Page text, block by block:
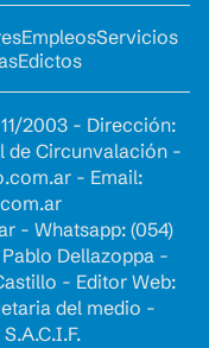
EmpleosServicios
Edictos
2003 - Dirección:
de Circunvalación -
- Email:
- Whatsapp: (054)
Dellazoppa -
- Editor Web:
del medio -